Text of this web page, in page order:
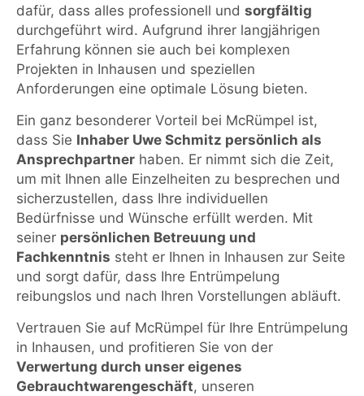
dafür, dass alles professionell und sorgfältig
durchgeführt wird. Aufgrund ihrer langjährigen
Erfahrung können sie auch bei komplexen
Projekten in Inhausen und speziellen
Anforderungen eine optimale Lösung bieten.
Ein ganz besonderer Vorteil bei McRümpel ist,
dass Sie Inhaber Uwe Schmitz persönlich als
Ansprechpartner haben. Er nimmt sich die Zeit,
um mit Ihnen alle Einzelheiten zu besprechen und
sicherzustellen, dass Ihre individuellen
Bedürfnisse und Wünsche erfüllt werden. Mit
seiner persönlichen Betreuung und
Fachkenntnis steht er Ihnen in Inhausen zur Seite
und sorgt dafür, dass Ihre Entrümpelung
reibungslos und nach Ihren Vorstellungen abläuft.
Vertrauen Sie auf McRümpel für Ihre Entrümpelung
in Inhausen, und profitieren Sie von der
Verwertung durch unser eigenes
Gebrauchtwarengeschäft, unseren